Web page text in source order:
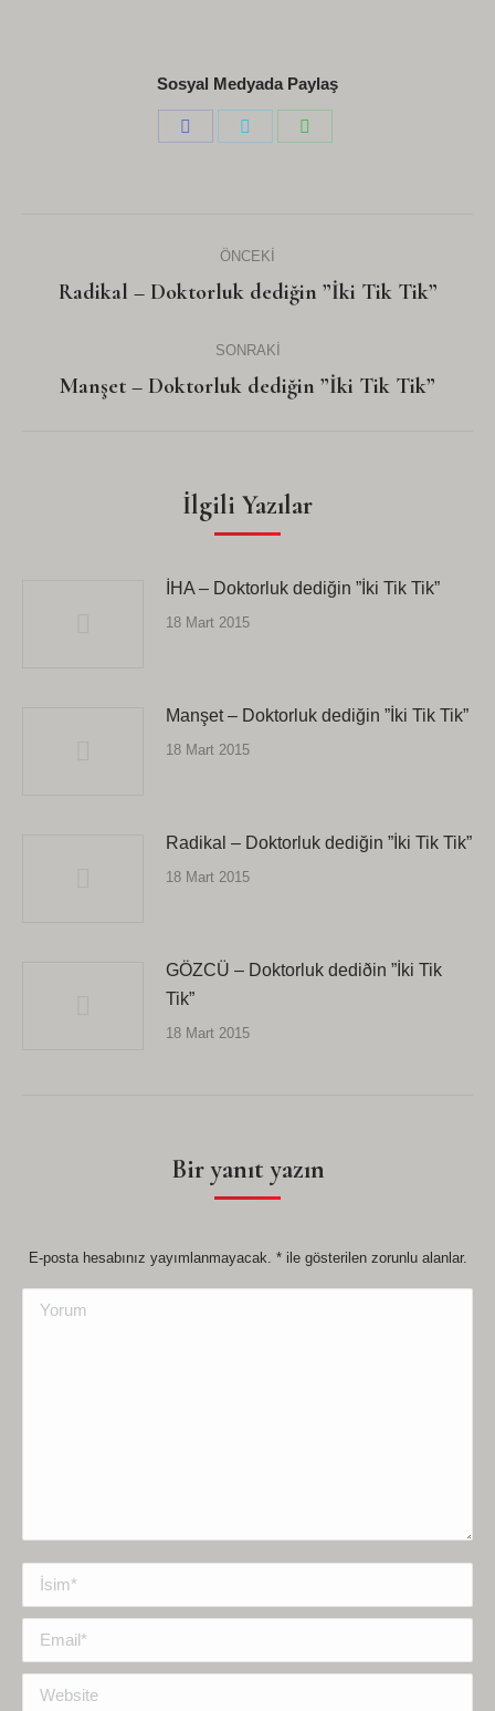
Sosyal Medyada Paylaş
navigation
ÖNCEKI
Önceki
Radikal – Doktorluk dediğin ”İki Tik Tik”
SONRAKI
Sonraki
Manşet – Doktorluk dediğin ”İki Tik Tik”
İlgili Yazılar
İHA – Doktorluk dediğin ”İki Tik Tik”
18 Mart 2015
Manşet – Doktorluk dediğin ”İki Tik Tik”
18 Mart 2015
Radikal – Doktorluk dediğin ”İki Tik Tik”
18 Mart 2015
GÖZCÜ – Doktorluk dediðin ”İki Tik
Tik”
18 Mart 2015
Bir yanıt yazın
E-posta hesabınız yayımlanmayacak. *ile gösterilen zorunlu alanlar.
Yorum
İsim *
Email *
Website